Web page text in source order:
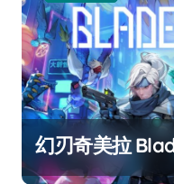
幻刃奇美拉